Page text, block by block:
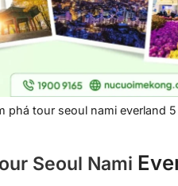
phá tour seoul nami everland
Seoul Nami